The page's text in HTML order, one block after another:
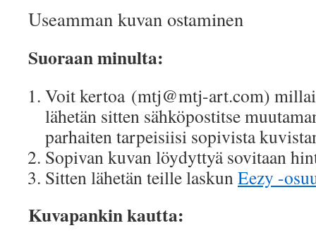
Useamman kuvan ostaminen
Suoraan minulta:
Voit kertoa (mtj@mtj-art.com)
lähetän sitten sähköpostitse
parhaiten tarpeisiisi sopivista
Sopivan kuvan löydyttyä sovitaan
Sitten lähetän teille laskunEezy -
Kuvapankin kautta: